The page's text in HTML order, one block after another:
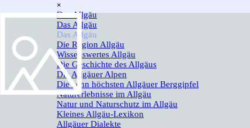
×
Das Allgäu▼
Das Allgäu
Das Allgäu
Die Region Allgäu
Wissenswertes Allgäu
Die Geschichte des Allgäus
Die Allgäuer Alpen
Die zehn höchsten Allgäuer Berggipfel
Naturerlebnisse im Allgäu
Natur und Naturschutz im Allgäu
Kleines Allgäu-Lexikon
Allgäuer Dialekte